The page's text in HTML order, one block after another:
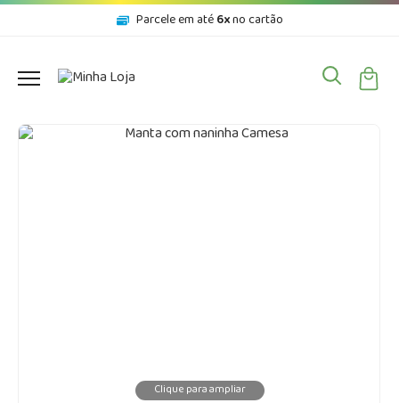
Parcele em até6xno cartão
Clique para ampliar